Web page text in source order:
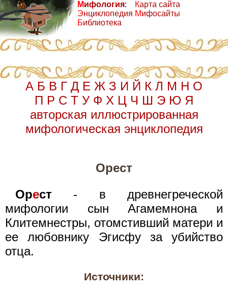
Мифология:
Энциклопедия
Библиотека
Карта сайта
Мифосайты
А Б В Г Д Е Ж З И Й К Л М Н О
П Р С Т У Ф Х Ц Ч Ш Э Ю Я
авторская иллюстрированная
мифологическая энциклопедия
Орест
Орест - в древнегреческой
мифологии сын Агамемнона и
Клитемнестры, отомстивший матери и
ее любовнику Эгисфу за убийство
отца.
Источники: